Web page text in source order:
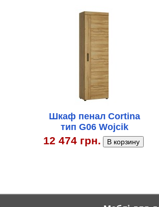
Шкаф пенал Cortina
тип G06 Wojcik
12 474 грн.